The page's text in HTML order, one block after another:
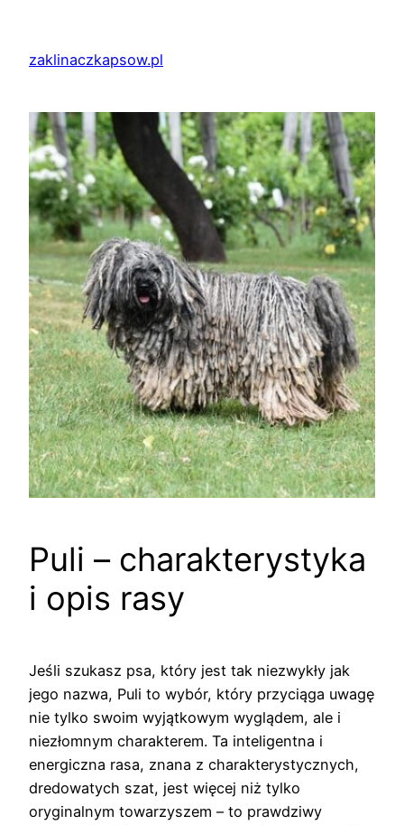
treścizaklinaczkapsow.pl
Puli – charakterystyka
i opis rasy
Jeśli szukasz psa, który jest tak niezwykły jak
jego nazwa, Puli to wybór, który przyciąga uwagę
nie tylko swoim wyjątkowym wyglądem, ale i
niezłomnym charakterem. Ta inteligentna i
energiczna rasa, znana z charakterystycznych,
dredowatych szat, jest więcej niż tylko
oryginalnym towarzyszem – to prawdziwy